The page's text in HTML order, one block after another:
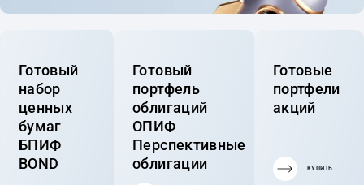
Готовый
набор
ценных
бумаг
БПИФ
BOND
Готовый
портфель
облигаций
ОПИФ
Перспективные
облигации
Готовые
портфели
акций
КУПИТЬ